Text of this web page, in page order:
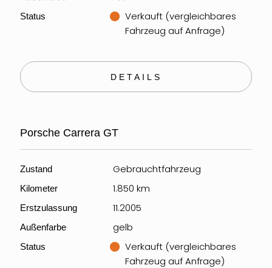
Status
Verkauft (vergleichbares
Fahrzeug auf Anfrage)
DETAILS
Porsche Carrera GT
Zustand Gebrauchtfahrzeug
Kilometer 1.850 km
Erstzulassung 11.2005
Außenfarbe gelb
Status
Verkauft (vergleichbares
Fahrzeug auf Anfrage)